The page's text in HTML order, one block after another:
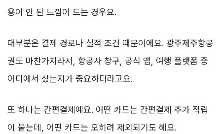
용이 안 된 느낌이 드는 경우요.
대부분은 결제 경로나 실적 조건 때문이에요. 광주제주항공
권도 마찬가지라서, 항공사 창구, 공식 앱, 여행 플랫폼 중
어디에서 샀는지가 중요하더라고요.
또 하나는 간편결제예요. 어떤 카드는 간편결제 추가 적립
이 붙는데, 어떤 카드는 오히려 제외되기도 해요.